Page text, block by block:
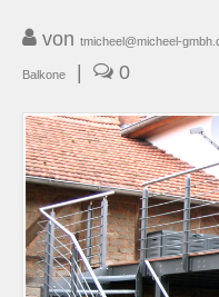
von tmicheel@micheel-
Balkone 0